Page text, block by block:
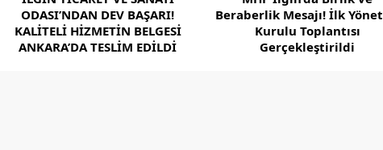
ODASI’NDAN DEV BAŞARI!
KALİTELİ HİZMETİN BELGESİ
ANKARA’DA TESLİM EDİLDİ
Beraberlik Mesajı! İlk
Kurulu Toplantısı
Gerçekleştirildi